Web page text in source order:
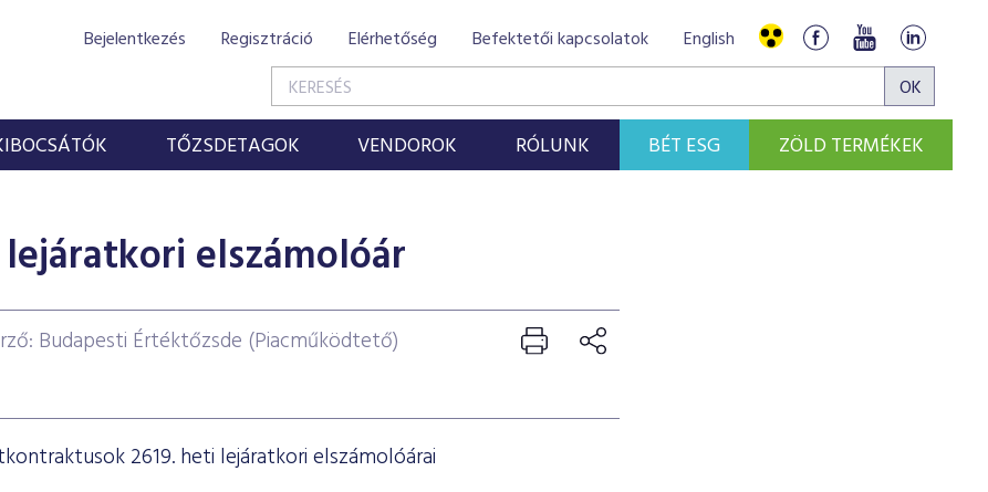
Bejelentkezés Regisztráció Elérhetőség Befektetői kapcsolatok English
TŐZSDETAGOK VENDOROK RÓLUNK BÉT ESG ZÖLD TERMÉKEK
elszámolóár
Budapesti Értéktőzsde (Piacműködtető)
2619. heti lejáratkori elszámolóárai